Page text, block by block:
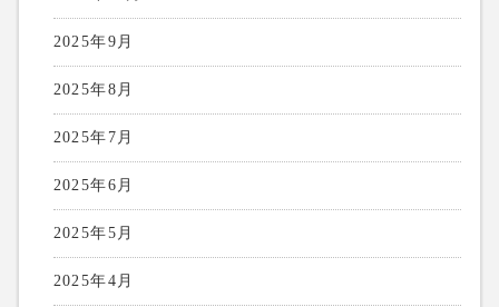
2025年9月
2025年8月
2025年7月
2025年6月
2025年5月
2025年4月